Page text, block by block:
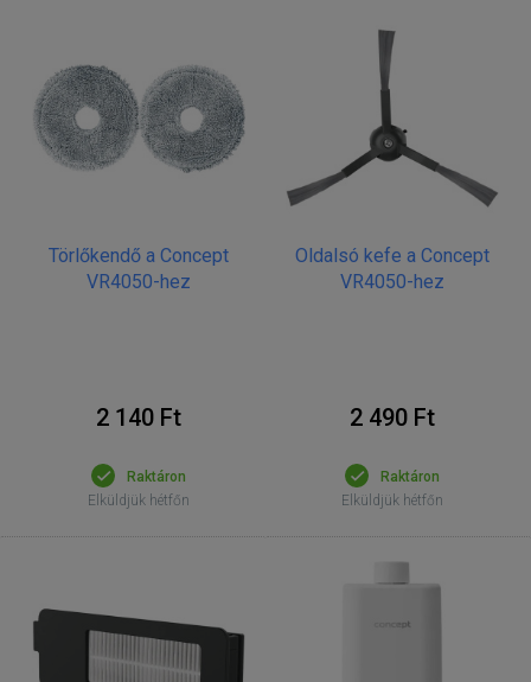
Törlőkendő a Concept
VR4050-hez
2 140 Ft
Raktáron
Elküldjük hétfőn
Oldalsó kefe a Concept
VR4050-hez
2 490 Ft
Raktáron
Elküldjük hétfőn